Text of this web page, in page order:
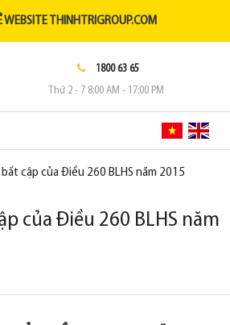
WEBSITE THINHTRIGROUP.COM
1800 63 65
Thứ 2 - 7 8:00 AM - 17:00 PM
cập của Điều 260 BLHS năm 2015
của Điều 260 BLHS năm